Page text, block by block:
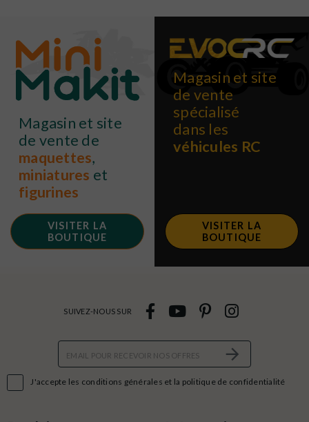
Magasin et site
de vente de
maquettes,
miniatures et
figurines
VISITER LA
BOUTIQUE
Magasin et site
de vente
spécialisé
dans les
véhicules RC
VISITER LA
BOUTIQUE
J'accepte les conditions générales et la politique de confidentialité
SUIVEZ-NOUS SUR